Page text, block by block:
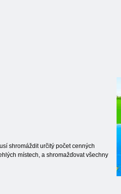
shromáždit určitý počet cenných
místech, a shromažďovat všechny